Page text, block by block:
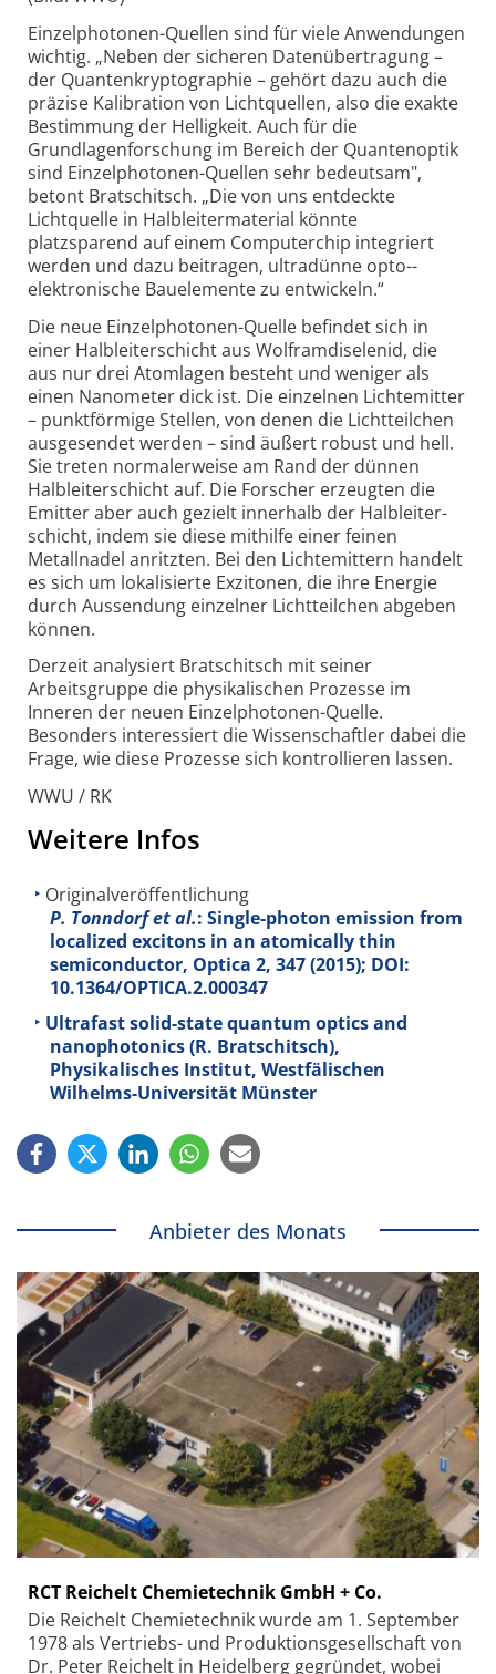
Einzelphotonen-Quellen sind für viele Anwendungen
wichtig. „Neben der sicheren Datenübertragung –
der Quantenkryptographie – gehört dazu auch die
präzise Kalibration von Lichtquellen, also die exakte
Bestimmung der Helligkeit. Auch für die
Grundlagenforschung im Bereich der Quantenoptik
sind Einzelphotonen-Quellen sehr bedeutsam",
betont Bratschitsch. „Die von uns entdeckte
Lichtquelle in Halbleitermaterial könnte
platzsparend auf einem Computerchip integriert
werden und dazu beitragen, ultradünne opto-­
elektronische Bauelemente zu entwickeln.“
Die neue Einzelphotonen-Quelle befindet sich in
einer Halbleiterschicht aus Wolframdiselenid, die
aus nur drei Atomlagen besteht und weniger als
einen Nanometer dick ist. Die einzelnen Lichtemitter
– punktförmige Stellen, von denen die Lichtteilchen
ausgesendet werden – sind äußert robust und hell.
Sie treten normalerweise am Rand der dünnen
Halbleiterschicht auf. Die Forscher erzeugten die
Emitter aber auch gezielt innerhalb der Halb­leiter­
schicht, indem sie diese mithilfe einer feinen
Metallnadel anritzten. Bei den Lichtemittern handelt
es sich um lokalisierte Exzitonen, die ihre Energie
durch Aussendung einzelner Lichtteilchen abgeben
können.
Derzeit analysiert Bratschitsch mit seiner
Arbeitsgruppe die physikalischen Prozesse im
Inneren der neuen Einzelphotonen-Quelle.
Besonders interessiert die Wissenschaftler dabei die
Frage, wie diese Prozesse sich kontrollieren lassen.
WWU / RK
Weitere Infos
Originalveröffentlichung
P. Tonndorf et al.: Single-photon emission from
localized excitons in an atomically thin
semiconductor, Optica 2, 347 (2015); DOI:
10.1364/OPTICA.2.000347
Ultrafast solid-state quantum optics and
nanophotonics (R. Bratschitsch),
Physikalisches Institut, Westfälischen
Wilhelms-Universität Münster
Anbieter des Monats
RCT Reichelt Chemietechnik GmbH + Co.
Die Reichelt Chemietechnik wurde am 1. September
1978 als Vertriebs- und Produktionsgesellschaft von
Dr. Peter Reichelt in Heidelberg gegründet, wobei